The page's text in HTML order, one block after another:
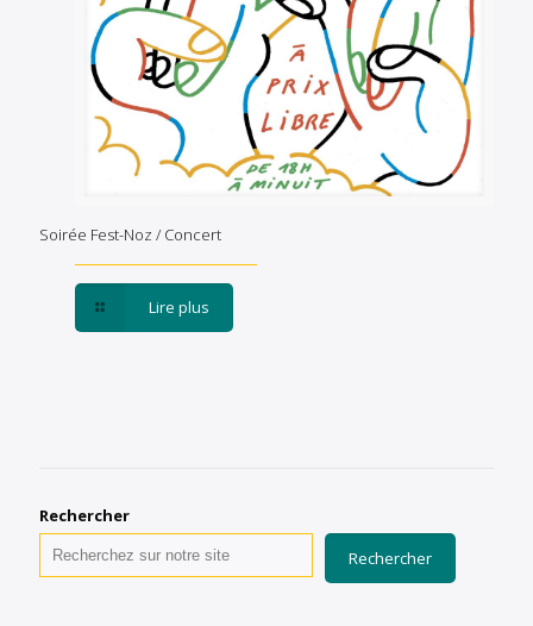
Soirée Fest-Noz / Concert
Lire plus
Rechercher
Rechercher